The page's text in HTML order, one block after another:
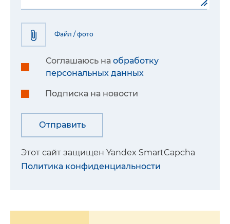
Файл / фото
Соглашаюсь на обработку
персональных данных
Подписка на новости
Этот сайт защищен Yandex SmartCapcha
Политика конфиденциальности